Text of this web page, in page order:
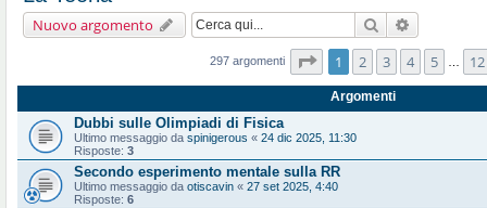
Nuovo argomento Cerca
297 argomenti Pagina1 di12
1 2 3 4 5 12
Argomenti
Dubbi sulle Olimpiadi di Fisica
Ultimo messaggio da spinigerous « 24 dic 2025, 11:30
Risposte: 3
Secondo esperimento mentale sulla RR
Ultimo messaggio da otiscavin « 27 set 2025, 4:40
Risposte: 6